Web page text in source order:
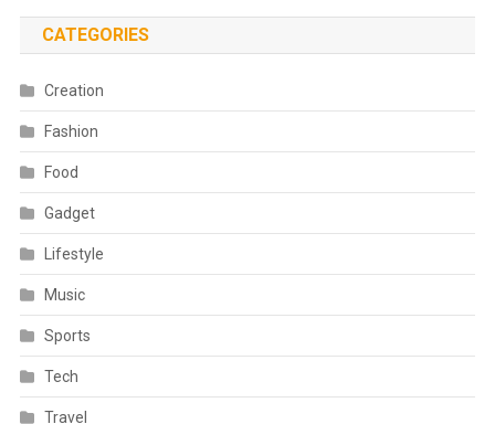
CATEGORIES
Creation
Fashion
Food
Gadget
Lifestyle
Music
Sports
Tech
Travel